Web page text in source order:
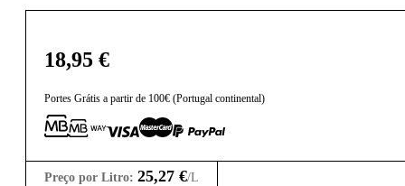
18,95 €
Portes Grátis a partir de 100€ (Portugal continental)
Preço por Litro: 25,27 €/L